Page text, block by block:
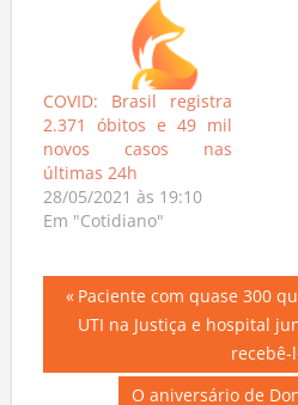
14.856.888 milhões
pessoas já foram
infectadas. – O número
total de recuperados
do Coronavírus é
13.442.996, com o
registro de mais…
COVID: Brasil registra
2.371 óbitos e 49 mil
novos casos nas
últimas 24h
28/05/2021 às 19:10
Em "Cotidiano"
Navegação
Previous
Post:
Paciente com quase 300
UTI na Justiça e hospital
recebê-
Next